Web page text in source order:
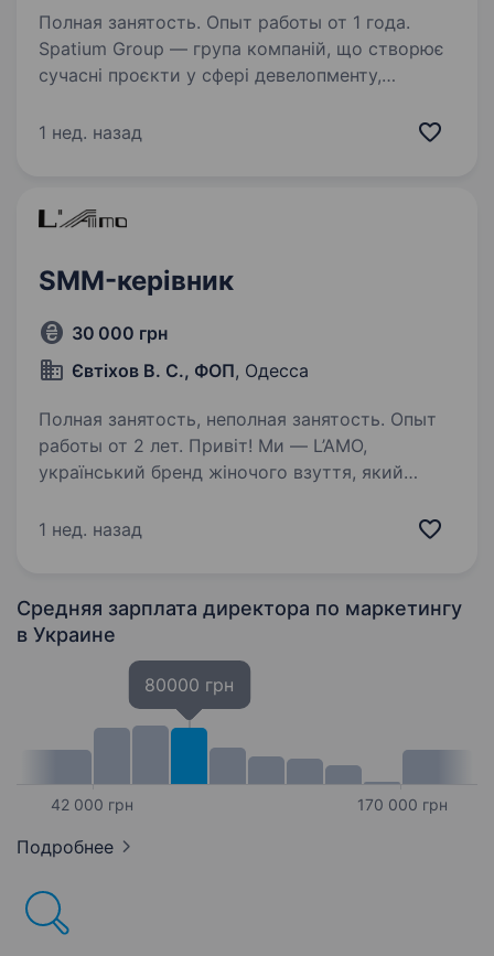
Полная занятость. Опыт работы от 1 года.
Spatium Group — група компаній, що створює
сучасні проєкти у сфері девелопменту,
не просто об'єкти — ми створюємо простори,
1 нед. назад
SMM-керівник
30 000 грн
Євтіхов В. С., ФОП, Одесса
Полная занятость, неполная занятость. Опыт
работы от 2 лет. Привіт! Ми — L’AMO,
український бренд жіночого взуття, який
з натуральної шкіри власного виробництва.
1 нед. назад
Средняя зарплата директора по маркетингу
в Украине
42 000 грн
80000 грн
170 000 грн
Подробнее